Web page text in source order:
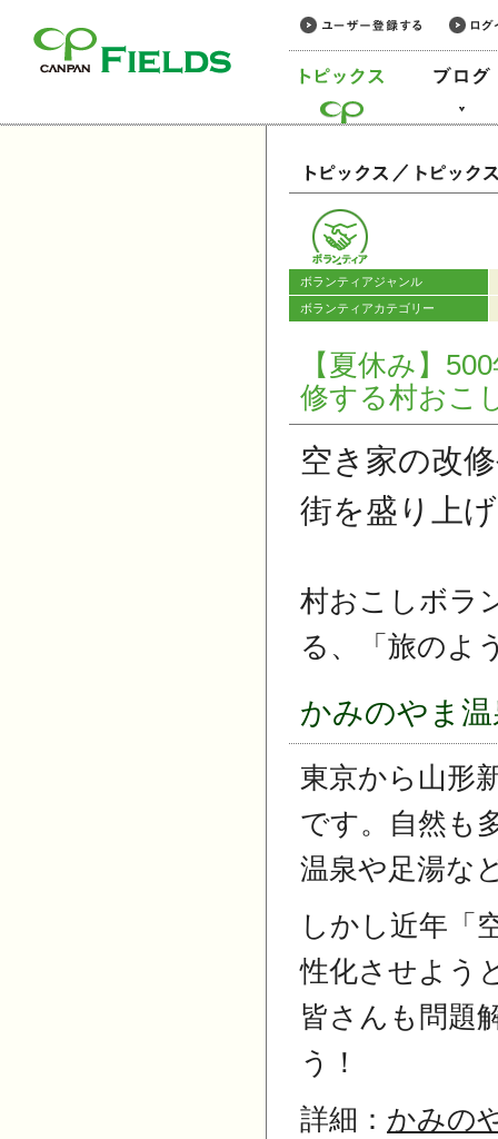
カテゴリー
ボランティアジャンル
ボランティアカテゴリー
【夏休み】
修する村おこ
空き家の改
街を盛り上
村おこしボラ
る、「旅のよ
かみのやま
東京から山形
です。自然も
温泉や足湯な
しかし近年「
性化させよう
皆さんも問題
う！
詳細： かみの